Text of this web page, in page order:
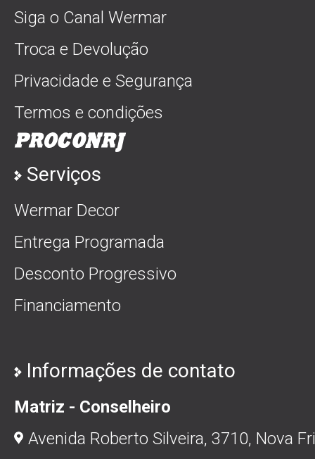
Siga o Canal Wermar
Troca e Devolução
Privacidade e Segurança
Termos e condições
Serviços
Wermar Decor
Entrega Programada
Desconto Progressivo
Financiamento
Informações de contato
Matriz - Conselheiro
Avenida Roberto Silveira, 3710, Nova